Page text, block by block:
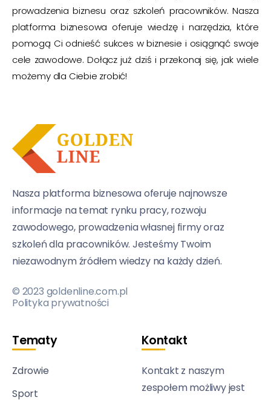
prowadzenia biznesu oraz szkoleń pracowników. Nasza
platforma biznesowa oferuje wiedzę i narzędzia, które
pomogą Ci odnieść sukces w biznesie i osiągnąć swoje
cele zawodowe. Dołącz już dziś i przekonaj się, jak wiele
możemy dla Ciebie zrobić!
Nasza platforma biznesowa oferuje najnowsze
informacje na temat rynku pracy, rozwoju
zawodowego, prowadzenia własnej firmy oraz
szkoleń dla pracowników. Jesteśmy Twoim
niezawodnym źródłem wiedzy na każdy dzień.
© 2023 goldenline.com.pl
Polityka prywatności
Tematy
Zdrowie
Sport
Kontakt
Kontakt z naszym
zespołem możliwy jest